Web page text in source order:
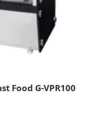
Food G-VPR100